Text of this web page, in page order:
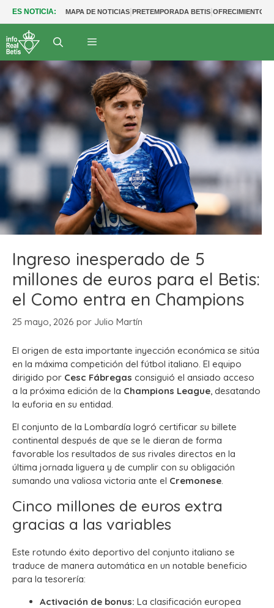
ES NOTICIA: MAPA DE NOTICIAS|PRETEMPORADA BETIS|OFRECIMIENTOS
Ingreso inesperado de 5
millones de euros para el Betis:
el Como entra en Champions
25 mayo, 2026 por Julio Martín
El origen de esta importante inyección económica se sitúa
en la máxima competición del fútbol italiano. El equipo
dirigido por Cesc Fábregas consiguió el ansiado acceso
a la próxima edición de la Champions League, desatando
la euforia en su entidad.
El conjunto de la Lombardía logró certificar su billete
continental después de que se le dieran de forma
favorable los resultados de sus rivales directos en la
última jornada liguera y de cumplir con su obligación
sumando una valiosa victoria ante el Cremonese.
Cinco millones de euros extra
gracias a las variables
Este rotundo éxito deportivo del conjunto italiano se
traduce de manera automática en un notable beneficio
para la tesorería:
Activación de bonus: La clasificación europea